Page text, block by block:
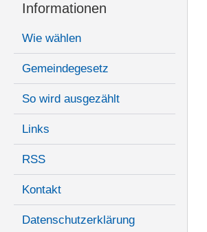
Informationen
Wie wählen
Gemeindegesetz
So wird ausgezählt
Links
RSS
Kontakt
Datenschutzerklärung